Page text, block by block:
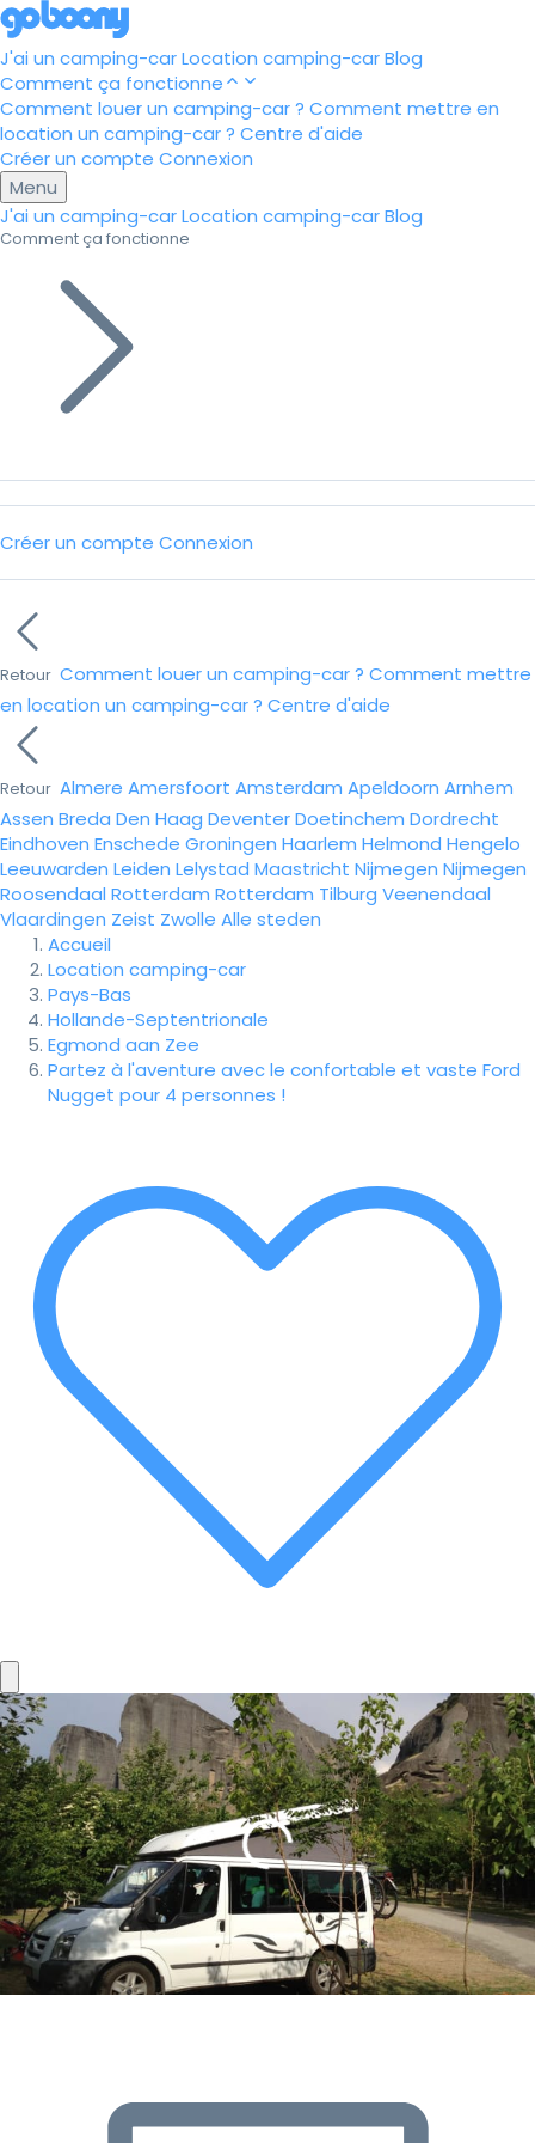
J'ai un camping-carLocation camping-carBlog
Comment ça fonctionne
Comment louer un camping-car ? Comment mettre en
location un camping-car ? Centre d'aide
Créer un compte Connexion
Menu
J'ai un camping-carLocation camping-carBlog
Comment ça fonctionne
Créer un compte Connexion
Retour Comment louer un camping-car ? Comment mettre
en location un camping-car ? Centre d'aide
Retour Almere Amersfoort Amsterdam Apeldoorn Arnhem
Assen Breda Den Haag DeventerDoetinchem Dordrecht
Eindhoven Enschede Groningen Haarlem Helmond Hengelo
Leeuwarden Leiden Lelystad Maastricht Nijmegen Nijmegen
Roosendaal Rotterdam Rotterdam Tilburg Veenendaal
Vlaardingen Zeist Zwolle Alle steden
Accueil
Location camping-car
Pays-Bas
Hollande-Septentrionale
Egmond aan Zee
Partez à l'aventure avec le confortable et vaste Ford
Nugget pour 4 personnes !